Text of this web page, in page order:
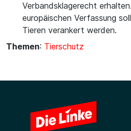
Verbandsklagerecht
europäischen Verfassung
Tieren verankert werden.
Themen: Tierschutz